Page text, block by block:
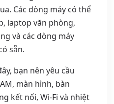
Các dòng máy có thể
laptop văn phòng,
và các dòng máy
sẵn.
bạn nên yêu cầu
màn hình, bàn
kết nối, Wi-Fi và nhiệt